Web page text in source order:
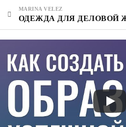
MARINA VELEZ